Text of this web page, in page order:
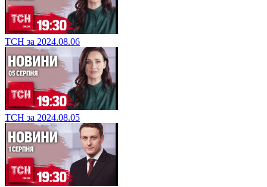
ТСН за 2024.08.06
ТСН за 2024.08.05